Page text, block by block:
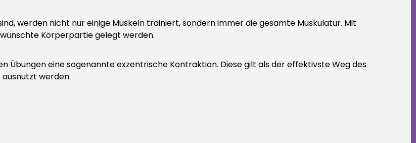
werden nicht nur einige Muskeln trainiert, sondern immer die gesamte Muskulatur. Mit
Körperpartie gelegt werden.
Übungen eine sogenannte exzentrische Kontraktion. Diese gilt als der effektivste Weg des
werden.